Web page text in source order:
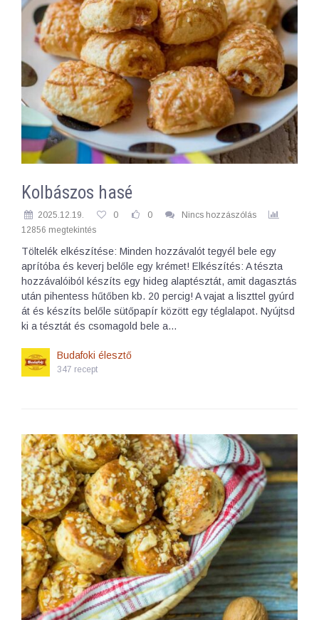
Kolbászos hasé
2025.12.19. 0 0
Nincs hozzászólás
12856 megtekintés
Töltelék elkészítése: Minden hozzávalót tegyél bele egy
aprítóba és keverj belőle egy krémet! Elkészítés: A tészta
hozzávalóiból készíts egy hideg alaptésztát, amit dagasztás
után pihentess hűtőben kb. 20 percig! A vajat a liszttel gyúrd
át és készíts belőle sütőpapír között egy téglalapot. Nyújtsd
ki a tésztát és csomagold bele a…
Budafoki élesztő
347 recept